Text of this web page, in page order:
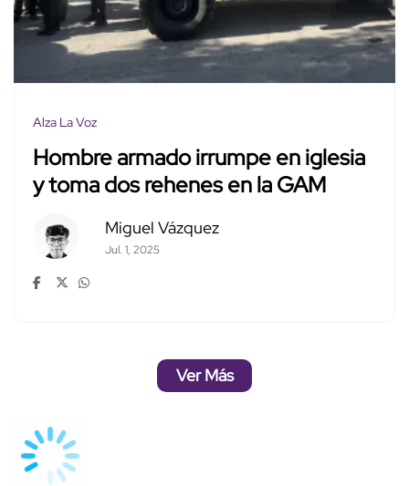
Alza La Voz
Hombre armado irrumpe en iglesia
y toma dos rehenes en la GAM
Miguel Vázquez
Jul. 1, 2025
Ver Más